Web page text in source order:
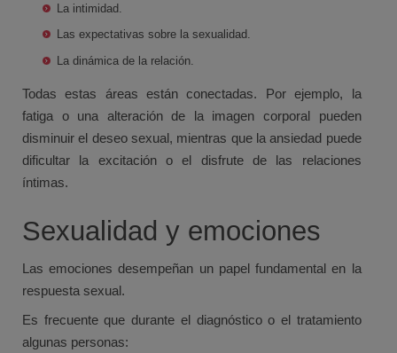
La intimidad.
Las expectativas sobre la sexualidad.
La dinámica de la relación.
Todas estas áreas están conectadas. Por ejemplo, la
fatiga o una alteración de la imagen corporal pueden
disminuir el deseo sexual, mientras que la ansiedad puede
dificultar la excitación o el disfrute de las relaciones
íntimas.
Sexualidad y emociones
Las emociones desempeñan un papel fundamental en la
respuesta sexual.
Es frecuente que durante el diagnóstico o el tratamiento
algunas personas: